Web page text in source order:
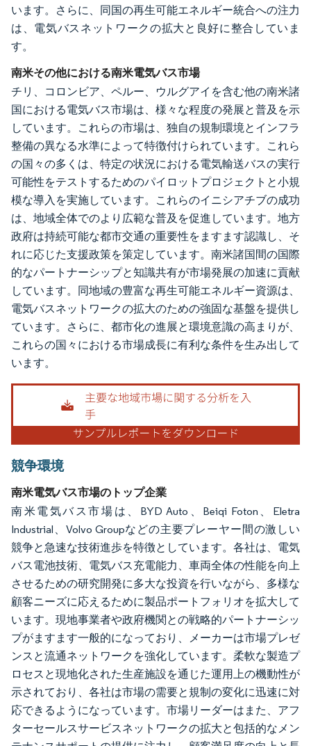
います。さらに、同国の再生可能エネルギー統合への注力
は、電気バスネットワークの拡大と良好に整合していま
す。
南米その他における南米電気バス市場
チリ、コロンビア、ペルー、ウルグアイを含む他の南米諸
国における電気バス市場は、様々な程度の発展と普及を示
しています。これらの市場は、独自の規制環境とインフラ
整備の異なる水準によって特徴付けられています。これら
の国々の多くは、特定の状況における電気輸送バスの実行
可能性をテストするためのパイロットプロジェクトと小規
模な導入を実施しています。これらのイニシアチブの成功
は、地域全体でのより広範な普及を促進しています。地方
政府は持続可能な都市交通の重要性をますます認識し、そ
れに応じた支援政策を策定しています。南米諸国間の国際
的なパートナーシップと知識共有が市場発展の加速に貢献
しています。同地域の豊富な再生可能エネルギー資源は、
電気バスネットワークの拡大のための強固な基盤を提供し
ています。さらに、都市化の進展と環境意識の高まりが、
これらの国々における市場成長に有利な条件を生み出して
います。
競争環境
南米電気バス市場のトップ企業
南米電気バス市場は、BYD Auto、Beiqi Foton、Eletra
Industrial、Volvo Groupなどの主要プレーヤー間の激しい
競争と急速な技術進歩を特徴としています。各社は、電気
バス電池技術、電気バス充電能力、車両全体の性能を向上
させるための研究開発に多大な投資を行いながら、多様な
顧客ニーズに応えるために製品ポートフォリオを拡大して
います。現地事業者や政府機関との戦略的パートナーシッ
プがますます一般的になっており、メーカーは市場プレゼ
ンスと流通ネットワークを強化しています。柔軟な製造プ
ロセスと現地化された生産施設を通じた運用上の機動性が
示されており、各社は市場の需要と規制の変化に迅速に対
応できるようになっています。市場リーダーはまた、アフ
ターセールスサービスネットワークの拡大と包括的なメン